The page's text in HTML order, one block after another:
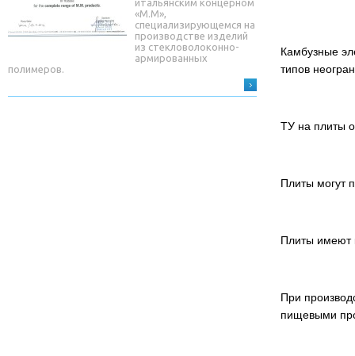
итальянским концерном
«М.М»,
специализирующемся на
производстве изделий
из стекловолоконно-
армированных
полимеров.
Камбузные
типов
ТУ на плиты
Плиты могут
Плиты имеют
При
пищевыми